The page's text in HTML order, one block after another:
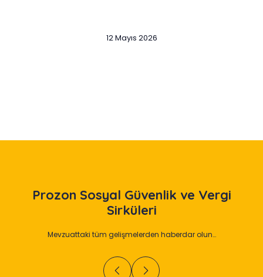
12 Mayıs 2026
Prozon Sosyal Güvenlik ve Vergi
Sirküleri
Mevzuattaki tüm gelişmelerden haberdar olun…